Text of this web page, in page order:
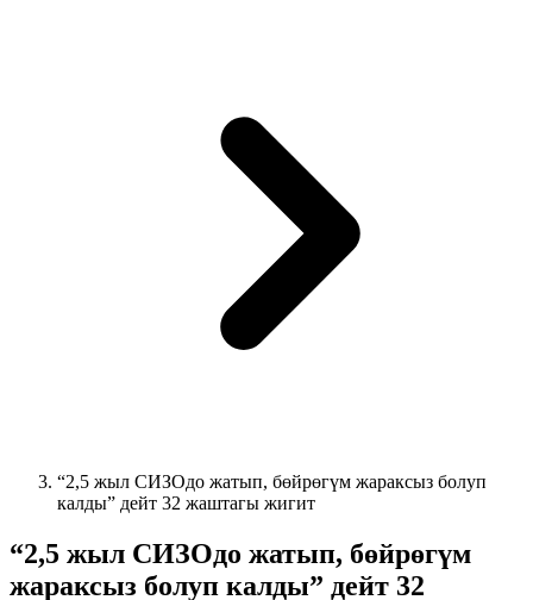
“2,5 жыл СИЗОдо жатып, бөйрөгүм жараксыз болуп
калды” дейт 32 жаштагы жигит
“2,5 жыл СИЗОдо жатып, бөйрөгүм
жараксыз болуп калды” дейт 32